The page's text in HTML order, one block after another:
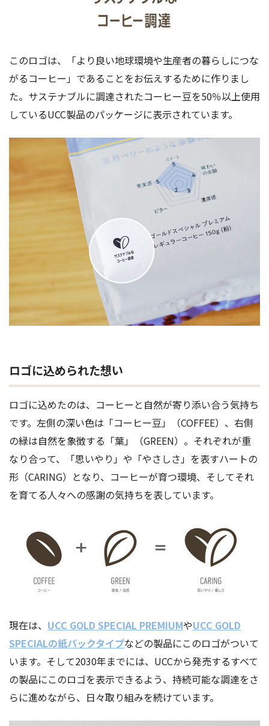
このロゴは、「より良い地球環境や生産者の暮らしにつな
がるコーヒー」であることをお伝えするために作りまし
た。サステナブルに調達されたコーヒー豆を50％以上使用
しているUCC製品のパッケージに表示されています。
ロゴに込められた想い
ロゴに込めたのは、コーヒーと自然が寄り添い合う気持ち
です。左側の深い色は「コーヒー豆」（COFFEE）、右側
の緑は自然を象徴する「葉」（GREEN）。それぞれが重
なり合って、「思いやり」や「やさしさ」を表すハートの
形（CARING）となり、コーヒーが育つ環境、そしてそれ
を育てる人々への感謝の気持ちを表しています。
現在は、 UCC GOLD SPECIAL PREMIUMやUCC GOLD
SPECIALの紙パックタイプなどの製品にこのロゴがついて
います。そして2030年までには、UCCから発売するすべて
の製品にこのロゴを表示できるよう、持続可能な調達をさ
らに進めながら、日々取り組みを続けています。